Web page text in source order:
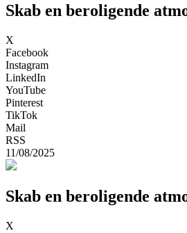
Skab en beroligende
X
Facebook
Instagram
LinkedIn
YouTube
Pinterest
TikTok
Mail
RSS
11/08/2025
Skab en beroligende
X